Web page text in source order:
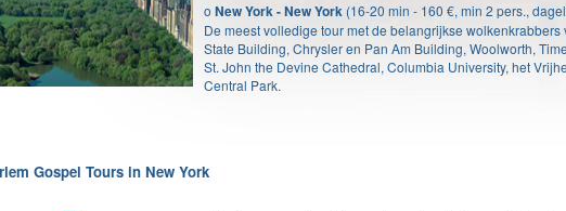
o New York - New York (16-20 min - 160 €, min 2 pers.,
De meest volledige tour met de belangrijkse wolkenkrabbers
State Building, Chrysler en Pan Am Building, Woolworth,
St. John the Devine Cathedral, Columbia University, het
Central Park.
Gospel Tours in New York